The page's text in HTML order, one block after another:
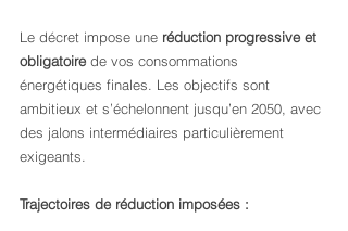
Le décret impose une réduction progressive et
obligatoire de vos consommations
énergétiques finales. Les objectifs sont
ambitieux et s’échelonnent jusqu’en 2050, avec
des jalons intermédiaires particulièrement
exigeants.
Trajectoires de réduction imposées :